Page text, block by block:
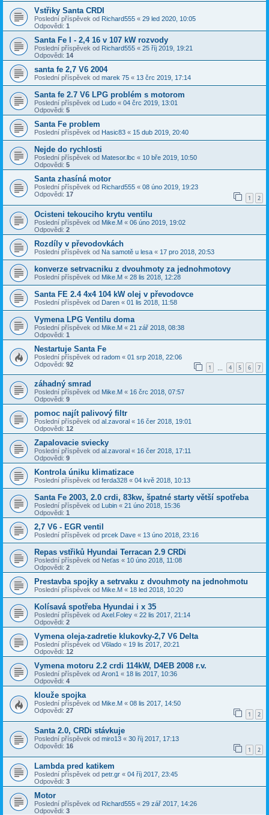
Vstřiky Santa CRDI
Poslední příspěvek od Richard555 « 29 led 2020, 10:05
Odpovědi: 1
Santa Fe I - 2,4 16 v 107 kW rozvody
Poslední příspěvek od Richard555 « 25 říj 2019, 19:21
Odpovědi: 14
santa fe 2,7 V6 2004
Poslední příspěvek od marek 75 « 13 črc 2019, 17:14
Santa fe 2.7 V6 LPG problém s motorom
Poslední příspěvek od Ludo « 04 črc 2019, 13:01
Odpovědi: 5
Santa Fe problem
Poslední příspěvek od Hasic83 « 15 dub 2019, 20:40
Nejde do rychlosti
Poslední příspěvek od Matesor.lbc « 10 bře 2019, 10:50
Odpovědi: 5
Santa zhasíná motor
Poslední příspěvek od Richard555 « 08 úno 2019, 19:23
Odpovědi: 17 1 2
Ocisteni tekouciho krytu ventilu
Poslední příspěvek od Mike.M « 06 úno 2019, 19:02
Odpovědi: 2
Rozdíly v převodovkách
Poslední příspěvek od Na samotě u lesa « 17 pro 2018, 20:53
konverze setrvacniku z dvouhmoty za jednohmotovy
Poslední příspěvek od Mike.M « 28 lis 2018, 12:28
Santa FE 2.4 4x4 104 kW olej v převodovce
Poslední příspěvek od Daren « 01 lis 2018, 11:58
Vymena LPG Ventilu doma
Poslední příspěvek od Mike.M « 21 zář 2018, 08:38
Odpovědi: 1
Nestartuje Santa Fe
Poslední příspěvek od radom « 01 srp 2018, 22:06
Odpovědi: 92 1 4 5 6 7
záhadný smrad
Poslední příspěvek od Mike.M « 16 črc 2018, 07:57
Odpovědi: 9
pomoc najít palivový filtr
Poslední příspěvek od al.zavoral « 16 čer 2018, 19:01
Odpovědi: 12
Zapalovacie sviecky
Poslední příspěvek od al.zavoral « 16 čer 2018, 17:11
Odpovědi: 9
Kontrola úniku klimatizace
Poslední příspěvek od ferda328 « 04 kvě 2018, 10:13
Santa Fe 2003, 2.0 crdi, 83kw, špatné starty větší spotřeba
Poslední příspěvek od Lubin « 21 úno 2018, 15:36
Odpovědi: 1
2,7 V6 - EGR ventil
Poslední příspěvek od prcek Dave « 13 úno 2018, 23:16
Repas vstřiků Hyundai Terracan 2.9 CRDi
Poslední příspěvek od Neťas « 10 úno 2018, 11:08
Odpovědi: 2
Prestavba spojky a setrvaku z dvouhmoty na jednohmotu
Poslední příspěvek od Mike.M « 18 led 2018, 10:20
Kolísavá spotřeba Hyundai i x 35
Poslední příspěvek od Axel.Foley « 22 lis 2017, 21:14
Odpovědi: 2
Vymena oleja-zadretie klukovky-2,7 V6 Delta
Poslední příspěvek od V6lado « 19 lis 2017, 20:21
Odpovědi: 12
Vymena motoru 2.2 crdi 114kW, D4EB 2008 r.v.
Poslední příspěvek od Aron1 « 18 lis 2017, 10:36
Odpovědi: 4
klouže spojka
Poslední příspěvek od Mike.M « 08 lis 2017, 14:50
Odpovědi: 27 1 2
Santa 2.0, CRDi stávkuje
Poslední příspěvek od miro13 « 30 říj 2017, 17:13
Odpovědi: 16 1 2
Lambda pred katikem
Poslední příspěvek od petr.gr « 04 říj 2017, 23:45
Odpovědi: 3
Motor
Poslední příspěvek od Richard555 « 29 zář 2017, 14:26
Odpovědi: 3